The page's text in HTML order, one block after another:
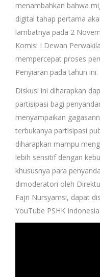
menambahkan bahwa
digital tahap pertama
lambatnya pada 2
Komisi I Dewan
mempercepat proses
Penyiaran pada tahun ini.
Diskusi ini diharapkan
partisipasi bagi
menyampaikan
terbukanya partisipasi
diharapkan mampu
lebih sensitif dengan
khususnya para
dimoderatori oleh
Fajri Nursyamsi, dapat
YouTube PSHK Indonesia.